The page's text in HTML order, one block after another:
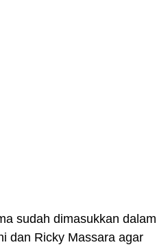
sudah dimasukkan dalam
dan Ricky Massara agar